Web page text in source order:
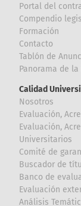
Portal del
Compendio
Formación
Contacto
Tablón de
Panorama de
Calidad
Nosotros
Evaluación,
Evaluación,
Universitarios
Comité de
Buscador de
Banco de
Evaluación
Análisis